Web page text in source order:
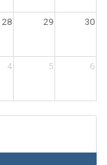
28 29 30
4 5 6
источниковедения